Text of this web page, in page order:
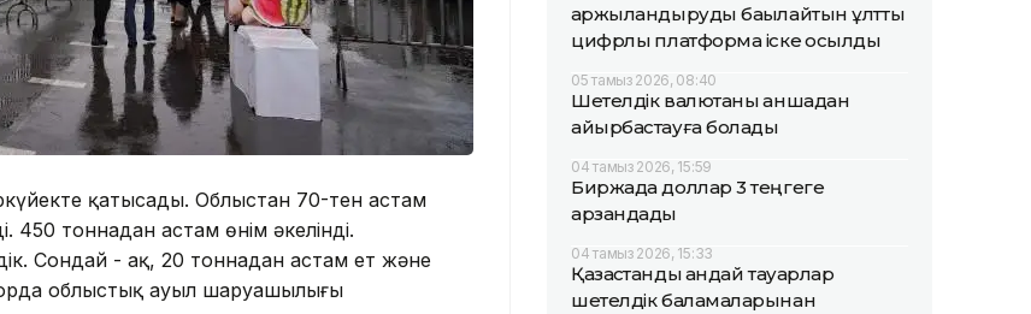
қатысады. Облыстан 70-тен астам
тоннадан астам өнім әкелінді.
Сондай - ақ, 20 тоннадан астам ет және
облыстық ауыл шаруашылығы
қаржыландыруды бақылайтын ұлттық
цифрлық платформа іске қосылды
05 тамыз 2026, 08:40
Шетелдік валютаны қаншадан
айырбастауға болады
04 тамыз 2026, 15:59
Биржада доллар 3 теңгеге
арзандады
04 тамыз 2026, 15:33
Қазақстандық қандай тауарлар
шетелдік баламаларынан